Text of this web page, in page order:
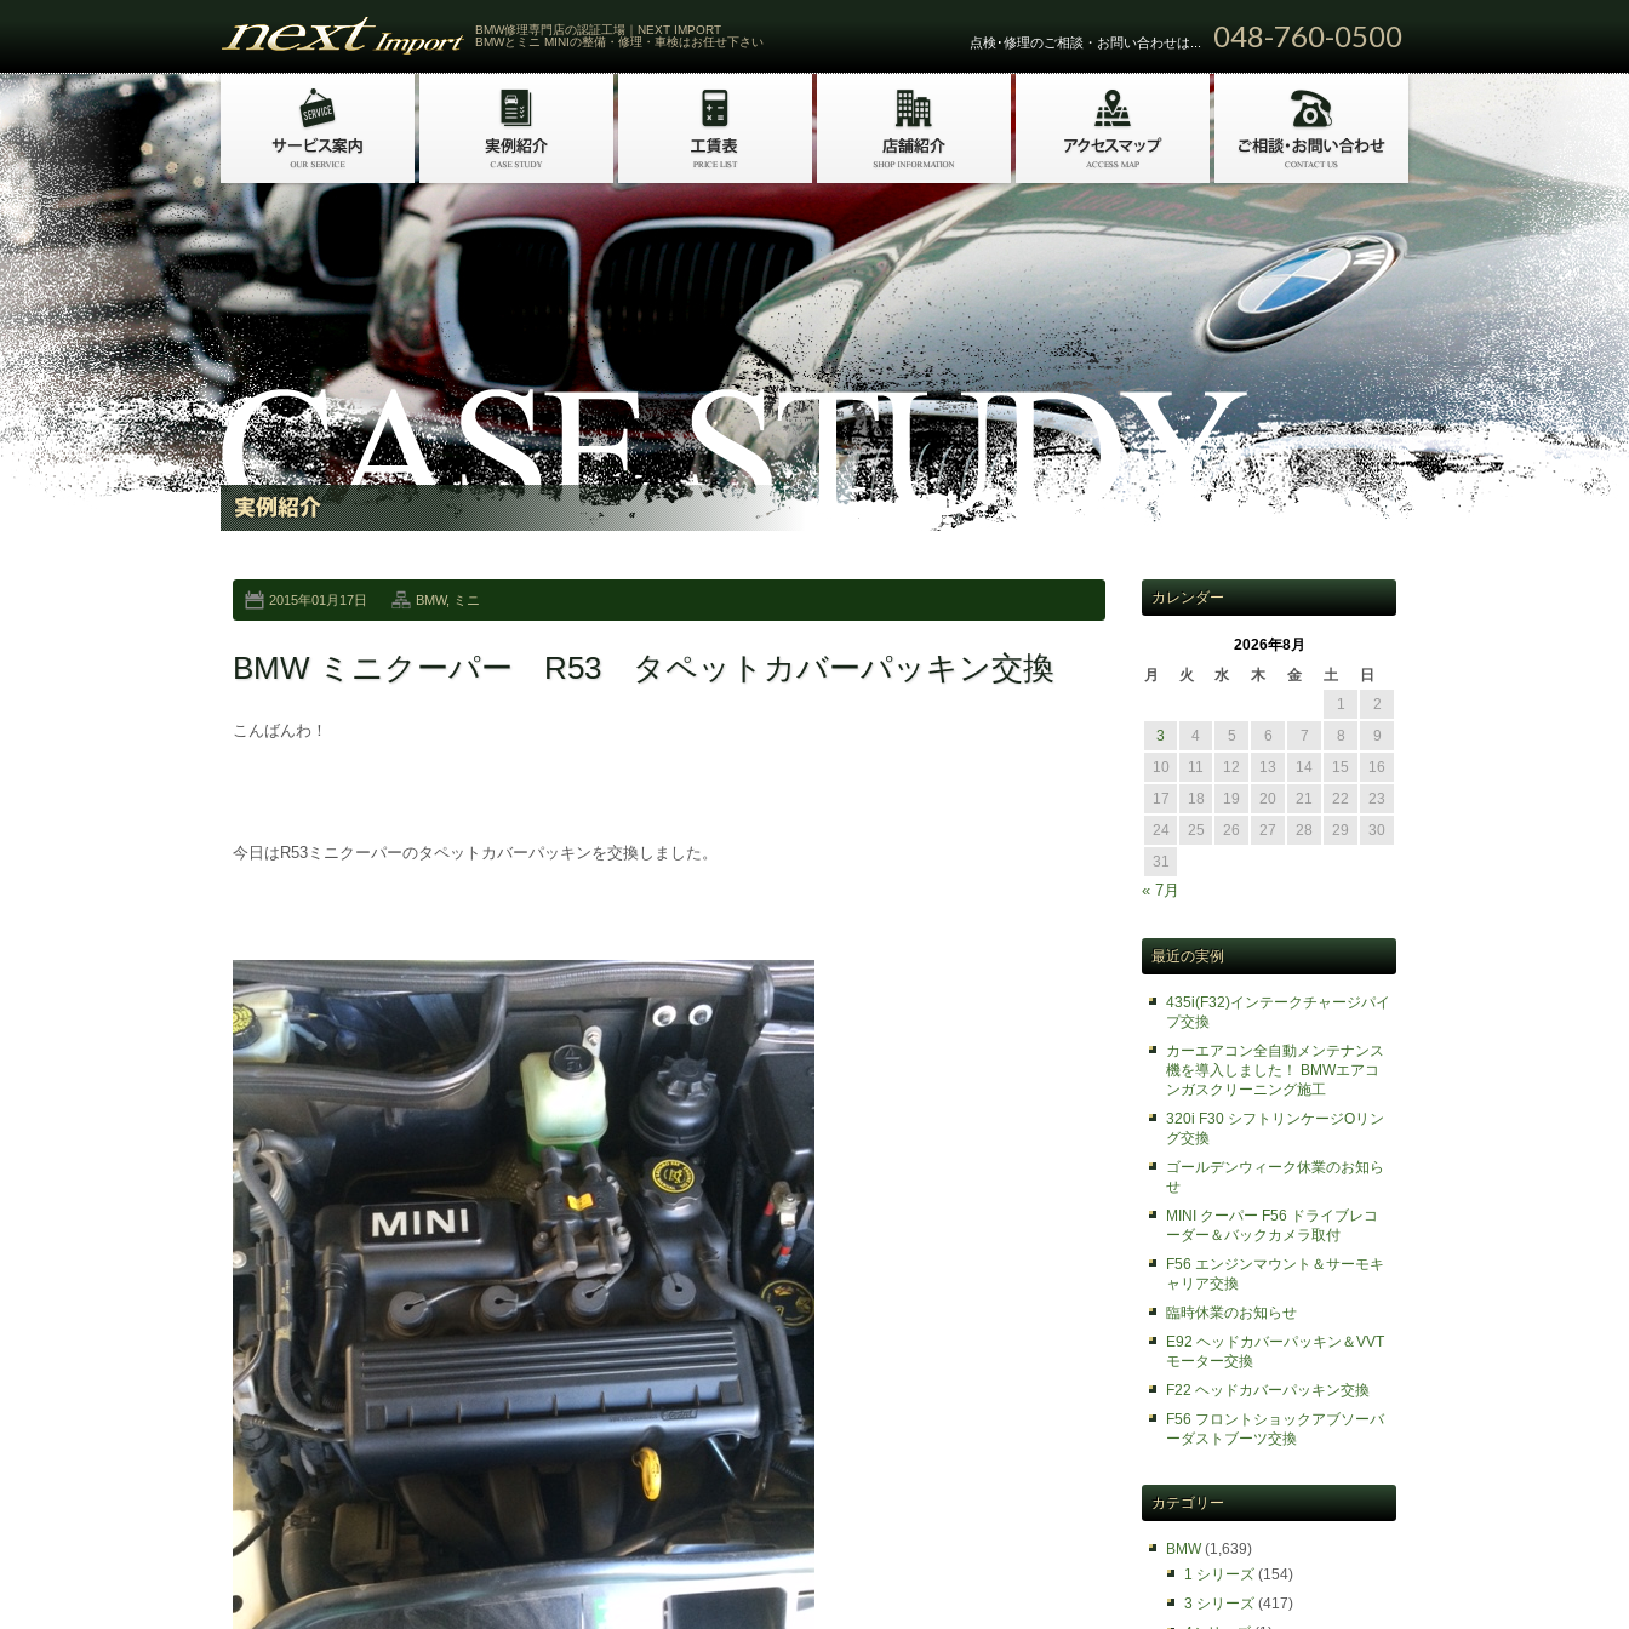
BMW修理専門店の認証工場｜NEXT IMPORT
BMWとミニ MINIの整備・修理・車検はお任せ下さい
点検･修理のご相談・お問い合わせは... 048-760-0500
2015年01月17日 BMW, ミニ
BMW ミニクーパー R53 タペットカバーパッキン交換
こんばんわ！
今日はR53ミニクーパーのタペットカバーパッキンを交換しました。
カレンダー
2026年8月
月
火 水 木 金 土
日
1
2
3
4 5 6 7 8
9
10
11 12 13 14 15
16
17
18 19 20 21 22
23
24
25 26 27 28 29
30
31
« 7月
最近の実例
435i(F32)インテークチャージパイ
プ交換
カーエアコン全自動メンテナンス
機を導入しました！ BMWエアコ
ンガスクリーニング施工
320i F30 シフトリンケージOリン
グ交換
ゴールデンウィーク休業のお知ら
せ
MINI クーパー F56 ドライブレコ
ーダー＆バックカメラ取付
F56 エンジンマウント＆サーモキ
ャリア交換
臨時休業のお知らせ
E92 ヘッドカバーパッキン＆VVT
モーター交換
F22 ヘッドカバーパッキン交換
F56 フロントショックアブソーバ
ーダストブーツ交換
カテゴリー
BMW(1,639)
1 シリーズ (154)
3 シリーズ (417)